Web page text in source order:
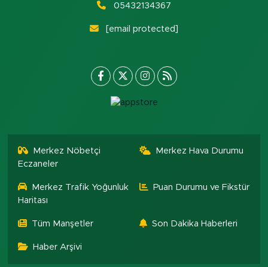
05432134367
[email protected]
Merkez Nöbetçi
Eczaneler
Merkez Hava Durumu
Merkez Trafik Yoğunluk
Haritası
Puan Durumu ve Fikstür
Tüm Manşetler Son Dakika Haberleri
Haber Arşivi